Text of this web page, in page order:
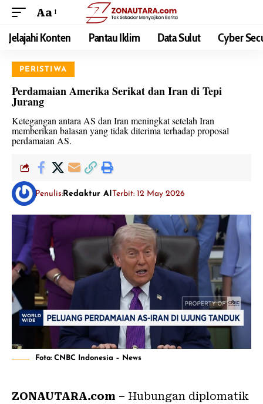
Aa
Jelajahi Konten Pantau Iklim Data Sulut Cyber
PERISTIWA
Perdamaian Amerika Serikat dan Iran di Tepi
Jurang
Ketegangan antara AS dan Iran meningkat setelah Iran
memberikan balasan yang tidak diterima terhadap proposal
perdamaian AS.
Penulis: Redaktur AITerbit: 12 May 2026
Foto: CNBC Indonesia – News
ZONAUTARA.com – Hubungan diplomatik